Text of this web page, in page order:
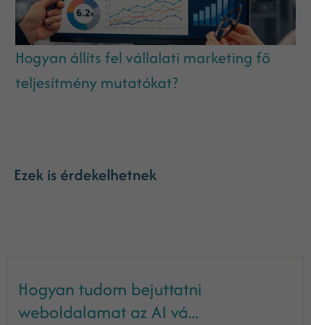
Hogyan állíts fel vállalati marketing fő
teljesítmény mutatókat?
Ezek is érdekelhetnek
Hogyan tudom bejuttatni
weboldalamat az AI vá...